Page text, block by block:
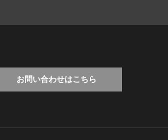
お問い合わせはこちら